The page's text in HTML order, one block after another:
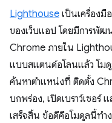
Lighthouse เป็นเครื่อง
ของเว็บแอป โดยมีการพัฒ
Chrome ภายใน
แบบสแตนด์อโลนแล้ว โม
ค้นหาตำแหน่งที่ ติดตั้ง
บกพร่อง, เปิดเบราว์เซอร์
เสร็จสิ้น ข้อดีคือโมดูลนี้ท